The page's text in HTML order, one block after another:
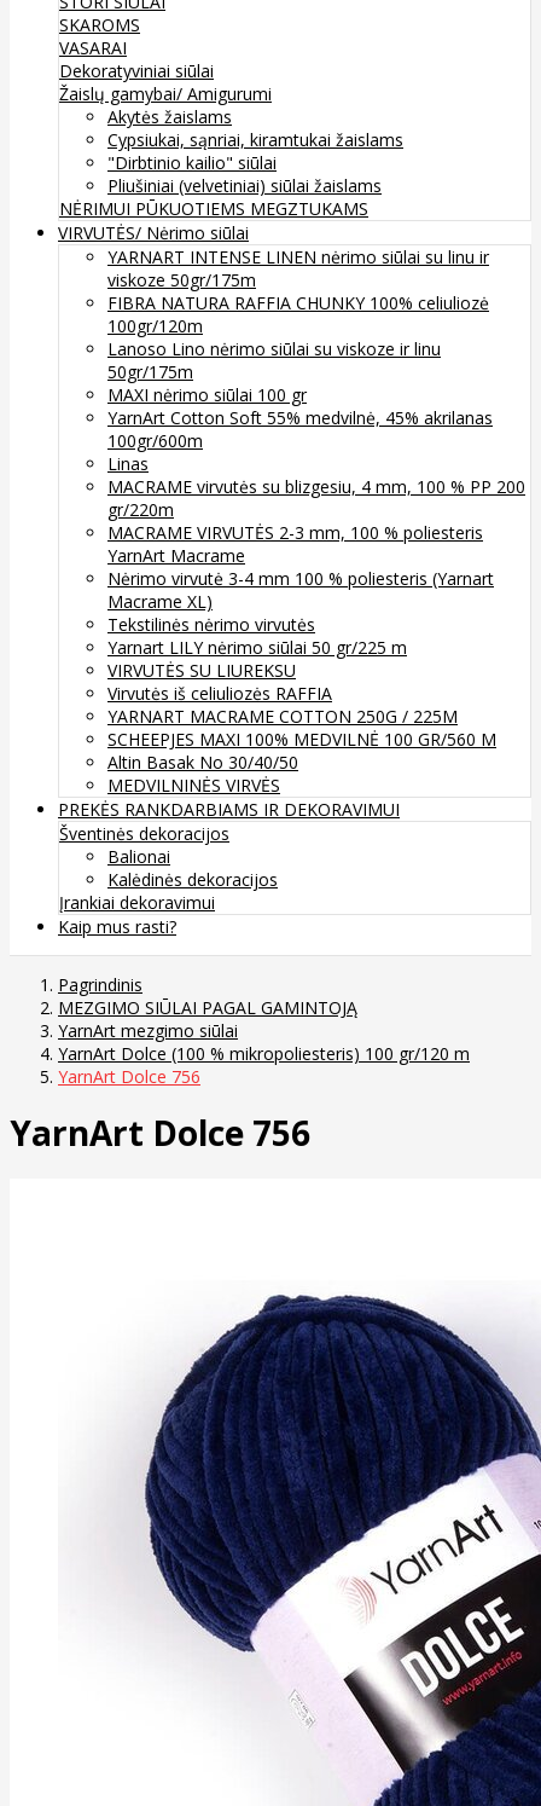
SKAROMS
VASARAI
Dekoratyviniai siūlai
Žaislų gamybai/ Amigurumi
Akytės žaislams
Cypsiukai, sąnriai, kiramtukai žaislams
"Dirbtinio kailio" siūlai
Pliušiniai (velvetiniai) siūlai žaislams
NĖRIMUI PŪKUOTIEMS MEGZTUKAMS
VIRVUTĖS/ Nėrimo siūlai
YARNART INTENSE LINEN nėrimo siūlai su linu ir
viskoze 50gr/175m
FIBRA NATURA RAFFIA CHUNKY 100% celiuliozė
100gr/120m
Lanoso Lino nėrimo siūlai su viskoze ir linu
50gr/175m
MAXI nėrimo siūlai 100 gr
YarnArt Cotton Soft 55% medvilnė, 45% akrilanas
100gr/600m
Linas
MACRAME virvutės su blizgesiu, 4 mm, 100 % PP 200
gr/220m
MACRAME VIRVUTĖS 2-3 mm, 100 % poliesteris
YarnArt Macrame
Nėrimo virvutė 3-4 mm 100 % poliesteris (Yarnart
Macrame XL)
Tekstilinės nėrimo virvutės
Yarnart LILY nėrimo siūlai 50 gr/225 m
VIRVUTĖS SU LIUREKSU
Virvutės iš celiuliozės RAFFIA
YARNART MACRAME COTTON 250G / 225M
SCHEEPJES MAXI 100% MEDVILNĖ 100 GR/560 M
Altin Basak No 30/40/50
MEDVILNINĖS VIRVĖS
PREKĖS RANKDARBIAMS IR DEKORAVIMUI
Šventinės dekoracijos
Balionai
Kalėdinės dekoracijos
Įrankiai dekoravimui
Kaip mus rasti?
Pagrindinis
MEZGIMO SIŪLAI PAGAL GAMINTOJĄ
YarnArt mezgimo siūlai
YarnArt Dolce (100 % mikropoliesteris) 100 gr/120 m
YarnArt Dolce 756
YarnArt Dolce 756